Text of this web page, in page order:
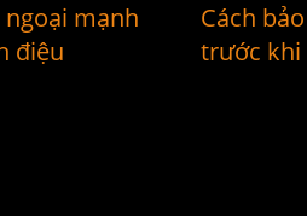
mạnh
điệu
Cách
trước khi